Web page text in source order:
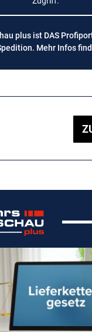
plus ist DAS
Mehr Infos